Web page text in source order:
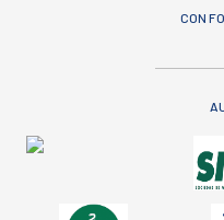
CON